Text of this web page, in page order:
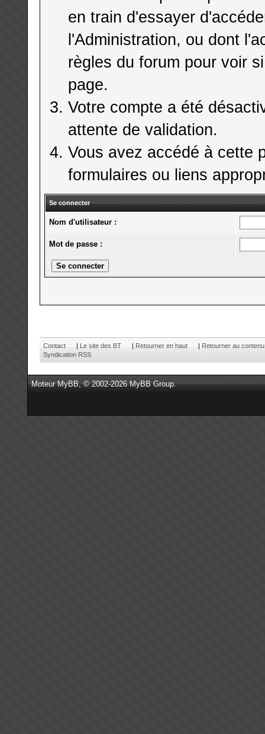
en train d'essayer
l'Administration, ou dont
règles du forum pour voir
page.
Votre compte a été
attente de validation.
Vous avez accédé à cette
formulaires ou liens
Se connecter
Nom d'utilisateur :
Mot de passe :
Contact | Le site des BT | Retourner en haut | Retourner au contenu
Syndication RSS
MoteurMyBB, © 2002-2026MyBB Group.